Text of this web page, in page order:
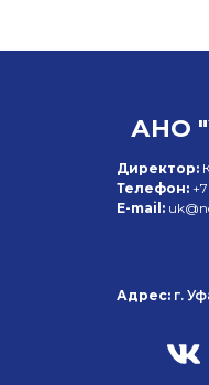
АНО
Директор:
Телефон:
E-mail:
Адрес: г.